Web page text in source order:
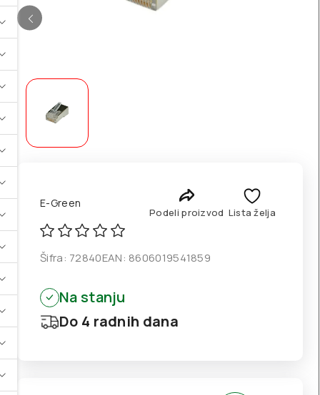
E-Green
Podeli proizvod Lista želja
Šifra: 72840EAN: 8606019541859
Na stanju
Do 4 radnih dana